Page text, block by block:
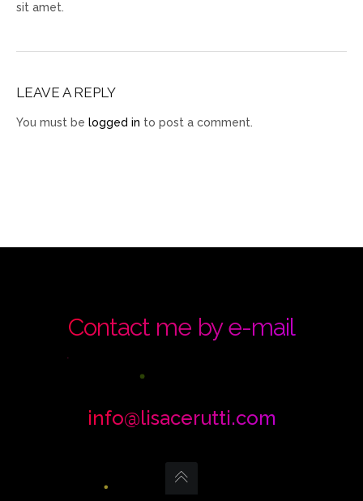
sit amet.
LEAVE A REPLY
You must be logged in to post a comment.
Contact me by e-mail
info@lisacerutti.com